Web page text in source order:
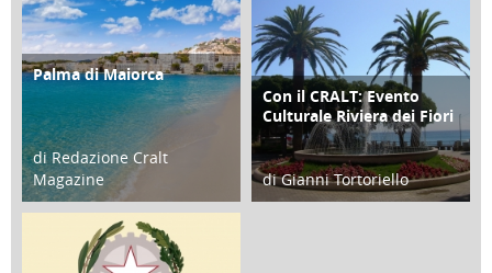
ATTIVITÀ
Palma di Maiorca
di Redazione Cralt
Magazine
25 Giugno 2016
ATTIVITÀ
Con il CRALT: Evento
Culturale Riviera dei Fiori
di Gianni Tortoriello